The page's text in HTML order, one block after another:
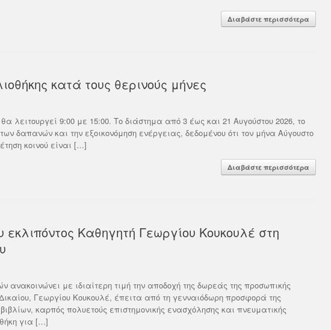
Διαβάστε περισσότερα
κατά τους θερινούς μήνες
λειτουργεί 9:00 με 15:00. Το διάστημα από 3 έως και 21 Αυγούστου 2026, το
δαπανών και την εξοικονόμηση ενέργειας, δεδομένου ότι τον μήνα Αύγουστο
κοινού είναι […]
Διαβάστε περισσότερα
Καθηγητή Γεωργίου Κουκουλέ στη
ανακοινώνει με ιδιαίτερη τιμή την αποδοχή της δωρεάς της προσωπικής
Γεωργίου Κουκουλέ, έπειτα από τη γενναιόδωρη προσφορά της
καρπός πολυετούς επιστημονικής ενασχόλησης και πνευματικής
για […]
Wiley στο πλαίσιο της συμφωνίας με τον
Σύνδεσμο Ελληνικών Ακαδημαϊκών